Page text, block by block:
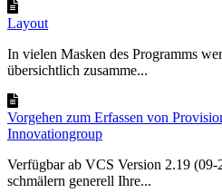
Layout
In vielen Masken des Programms
übersichtlich zusamme...
Vorgehen zum Erfassen von
Innovationgroup
Verfügbar ab VCS Version 2.19
schmälern generell Ihre...